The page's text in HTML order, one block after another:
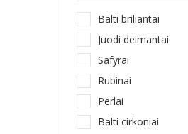
Balti briliantai
Juodi deimantai
Safyrai
Rubinai
Perlai
Balti cirkoniai